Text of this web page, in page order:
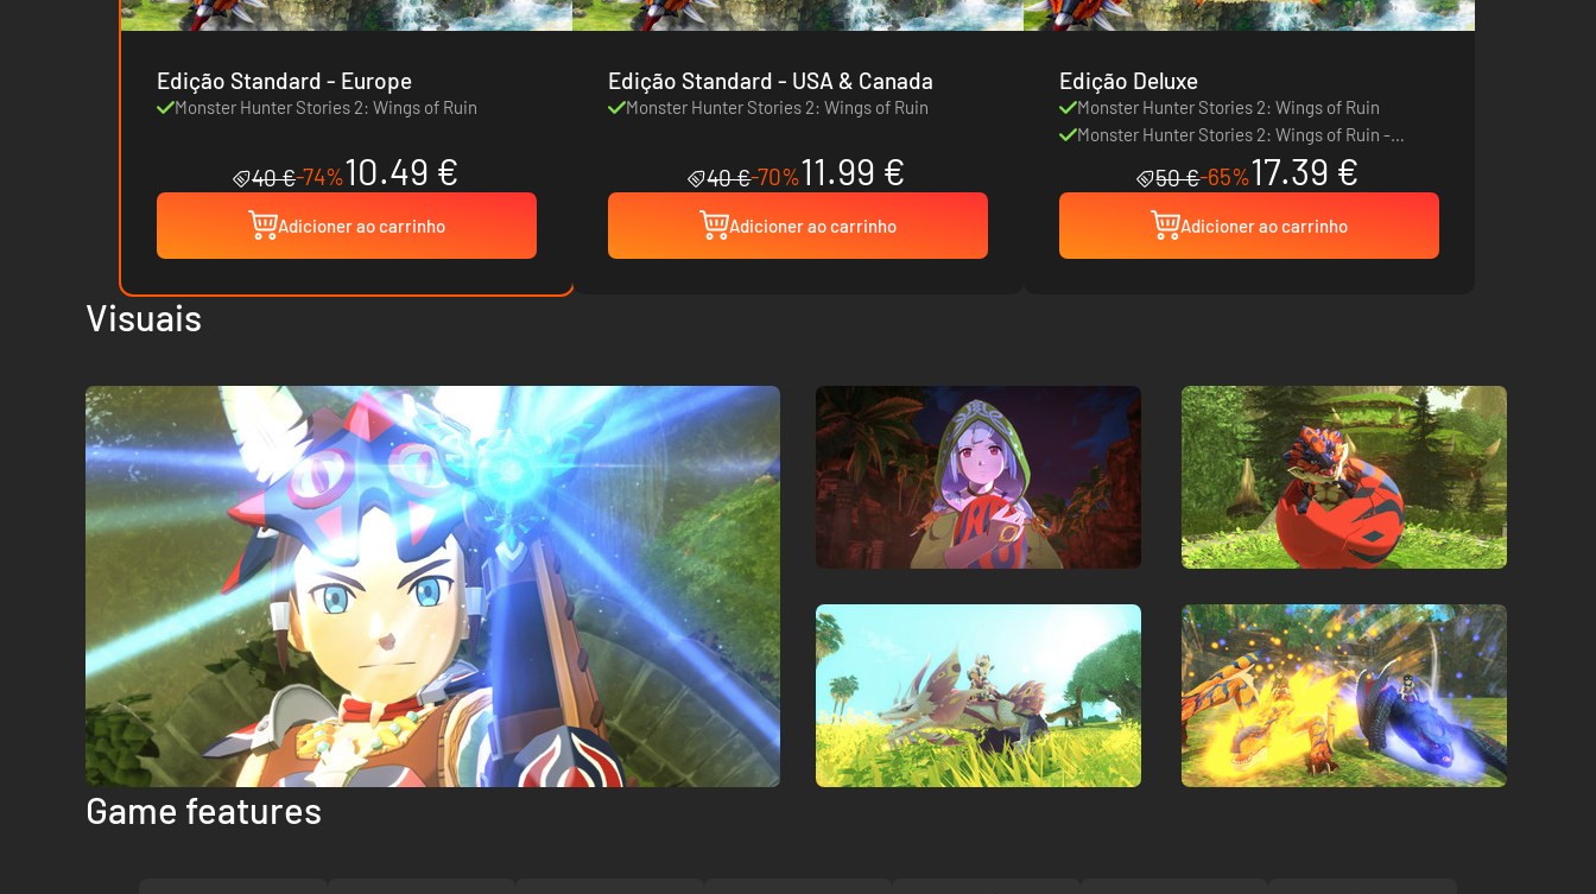
Edição Standard - Europe
Monster Hunter Stories 2: Wings of Ruin
40 €-74%10.49 €
Adicioner ao carrinho
Edição Standard - USA & Canada
Monster Hunter Stories 2: Wings of Ruin
40 €-70%11.99 €
Adicioner ao carrinho
Edição Deluxe
Monster Hunter Stories 2: Wings of Ruin
Monster Hunter Stories 2: Wings of Ruin -
50 €-65%17.39 €
Adicioner ao carrinho
Visuais
Game features